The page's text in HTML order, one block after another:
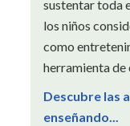
sustentar toda
los niños
como
herramienta de
Descubre las
enseñando...